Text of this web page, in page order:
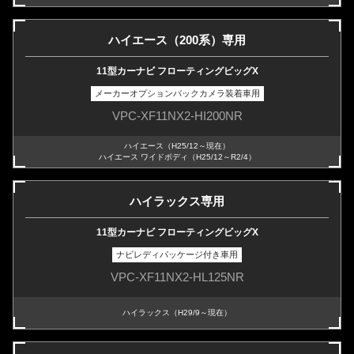
ハイエース（200系）専用
11型カーナビ フローティングビッグX
メーカーオプションバックカメラ装着車用
VPC-XF11NX2-HI200NR
ハイエース（H25/12～現在）
ハイエース ワイドボディ（H25/12～R2/4）
ハイラックス専用
11型カーナビ フローティングビッグX
ナビレディパッケージ付き車用
VPC-XF11NX2-HL125NR
ハイラックス（H29/9～現在）